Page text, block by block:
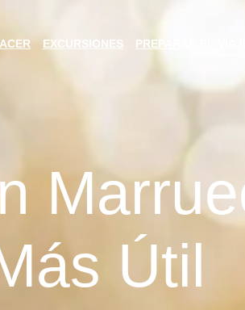
EXCURSIONES PREPARAR EL VIAJE
Útil